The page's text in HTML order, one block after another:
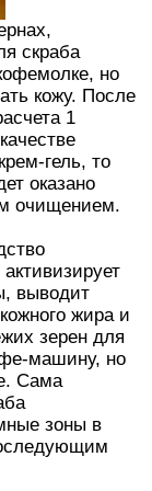
скраба
но
кожу. После
1
гель, то
оказано
очищением.
выводит
жира и
зерен для
машину, но
Сама
зоны в